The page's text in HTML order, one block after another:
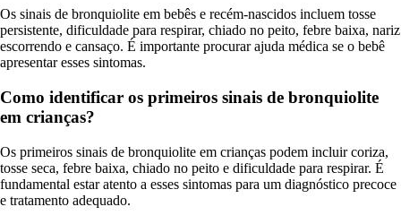
Os sinais de bronquiolite em bebês e recém-nascidos incluem tosse
persistente, dificuldade para respirar, chiado no peito, febre baixa, nariz
escorrendo e cansaço. É importante procurar ajuda médica se o bebê
apresentar esses sintomas.
Como identificar os primeiros sinais de bronquiolite
em crianças?
Os primeiros sinais de bronquiolite em crianças podem incluir coriza,
tosse seca, febre baixa, chiado no peito e dificuldade para respirar. É
fundamental estar atento a esses sintomas para um diagnóstico precoce
e tratamento adequado.